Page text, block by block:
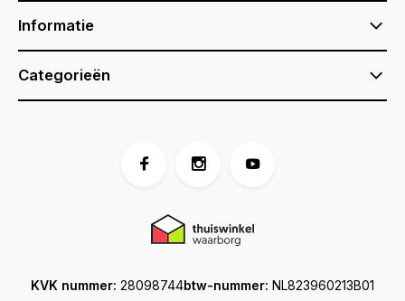
Informatie
Categorieën
KVK nummer: 28098744btw-nummer: NL823960213B01